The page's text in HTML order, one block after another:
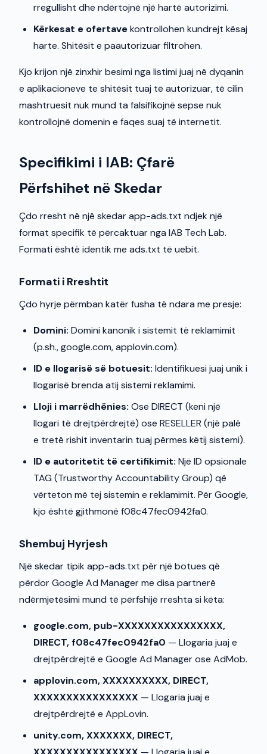
rregullisht dhe ndërtojnë një hartë autorizimi.
Kërkesat e ofertavekontrollohen kundrejt kësaj
harte. Shitësit e paautorizuar filtrohen.
Kjo krijon një zinxhir besimi nga listimi juaj në dyqanin
e aplikacioneve te shitësit tuaj të autorizuar, të cilin
mashtruesit nuk mund ta falsifikojnë sepse nuk
kontrollojnë domenin e faqes suaj të internetit.
Specifikimi i IAB: Çfarë
Përfshihet në Skedar
Çdo rresht në një skedar app-ads.txt ndjek një
format specifik të përcaktuar nga IAB Tech Lab.
Formati është identik me ads.txt të uebit.
Formati i Rreshtit
Çdo hyrje përmban katër fusha të ndara me presje:
Domini: Domini kanonik i sistemit të reklamimit
(p.sh., google.com, applovin.com).
ID e llogarisë së botuesit: Identifikuesi juaj unik i
llogarisë brenda atij sistemi reklamimi.
Lloji i marrëdhënies: Ose DIRECT (keni një
llogari të drejtpërdrejtë) ose RESELLER (një palë
e tretë rishit inventarin tuaj përmes këtij sistemi).
ID e autoritetit të certifikimit: Një ID opsionale
TAG (Trustworthy Accountability Group) që
vërteton më tej sistemin e reklamimit. Për Google,
kjo është gjithmonë f08c47fec0942fa0.
Shembuj Hyrjesh
Një skedar tipik app-ads.txt për një botues që
përdor Google Ad Manager me disa partnerë
ndërmjetësimi mund të përfshijë rreshta si këta:
google.com, pub-XXXXXXXXXXXXXXXX,
DIRECT, f08c47fec0942fa0 — Llogaria juaj e
drejtpërdrejtë e Google Ad Manager ose AdMob.
applovin.com, XXXXXXXXXX, DIRECT,
XXXXXXXXXXXXXXXX — Llogaria juaj e
drejtpërdrejtë e AppLovin.
unity.com, XXXXXXX, DIRECT,